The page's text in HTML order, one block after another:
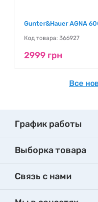
Gunter&Hauer AGNA
Код товара: 366927
2999 грн
Все
График работы
Выборка товара
Связь с нами